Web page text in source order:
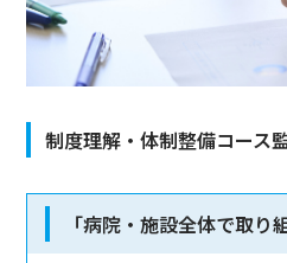
制度理解・体制整備コース
「病院・施設全体で取り